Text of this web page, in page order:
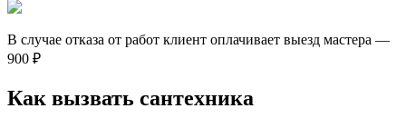
В случае отказа от работ клиент оплачивает выезд мастера —
900 ₽
Как вызвать сантехника